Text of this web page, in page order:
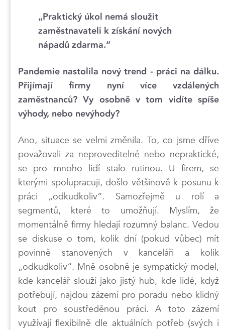
„Praktický úkol nemá sloužit
zaměstnavateli k získání nových
nápadů zdarma.“
Pandemie nastolila nový trend - práci na dálku.
Přijímají firmy nyní více vzdálených
zaměstnanců? Vy osobně v tom vidíte spíše
výhody, nebo nevýhody?
Ano, situace se velmi změnila. To, co jsme dříve
považovali za neproveditelné nebo nepraktické,
se pro mnoho lidí stalo rutinou. U firem, se
kterými spolupracuji, došlo většinově k posunu k
práci „odkudkoliv“. Samozřejmě u rolí a
segmentů, které to umožňují. Myslím, že
momentálně firmy hledají rozumný balanc. Vedou
se diskuse o tom, kolik dní (pokud vůbec) mít
povinně stanovených v kanceláři a kolik
„odkudkoliv“. Mně osobně je sympatický model,
kde kancelář slouží jako jistý hub, kde lidé, když
potřebují, najdou zázemí pro poradu nebo klidný
kout pro soustředěnou práci. A toto zázemí
využívají flexibilně dle aktuálních potřeb (svých i